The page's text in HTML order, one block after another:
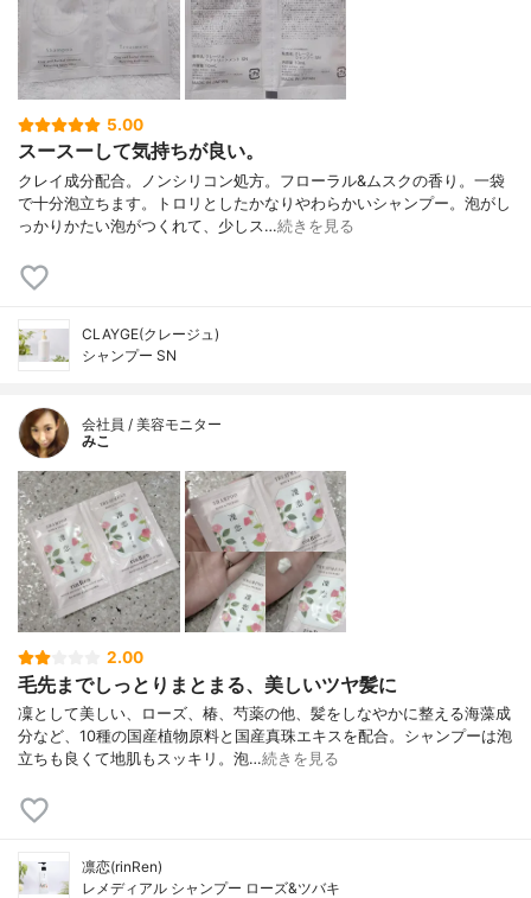
5.00
スースーして気持ちが良い。
クレイ成分配合。ノンシリコン処方。フローラル&ムスクの香り。一袋
で十分泡立ちます。トロリとしたかなりやわらかいシャンプー。泡がし
っかりかたい泡がつくれて、少しス…続きを見る
CLAYGE(クレージュ)
シャンプー SN
会社員 / 美容モニター
みこ
2.00
毛先までしっとりまとまる、美しいツヤ髪に
凜として美しい、ローズ、椿、芍薬の他、髪をしなやかに整える海藻成
分など、10種の国産植物原料と国産真珠エキスを配合。シャンプーは泡
立ちも良くて地肌もスッキリ。泡…続きを見る
凛恋(rinRen)
レメディアル シャンプー ローズ&ツバキ